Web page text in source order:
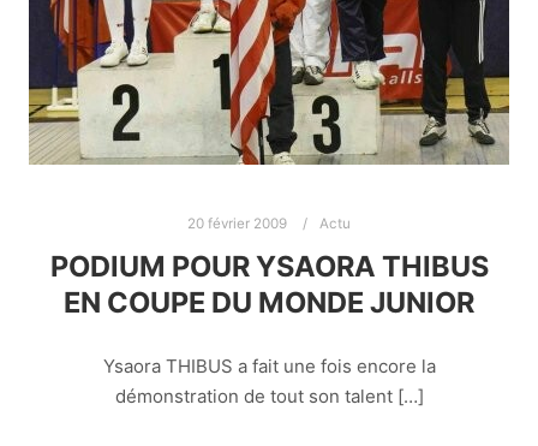
20 février 2009 Actu
PODIUM POUR YSAORA THIBUS
EN COUPE DU MONDE JUNIOR
Ysaora THIBUS a fait une fois encore la
démonstration de tout son talent […]